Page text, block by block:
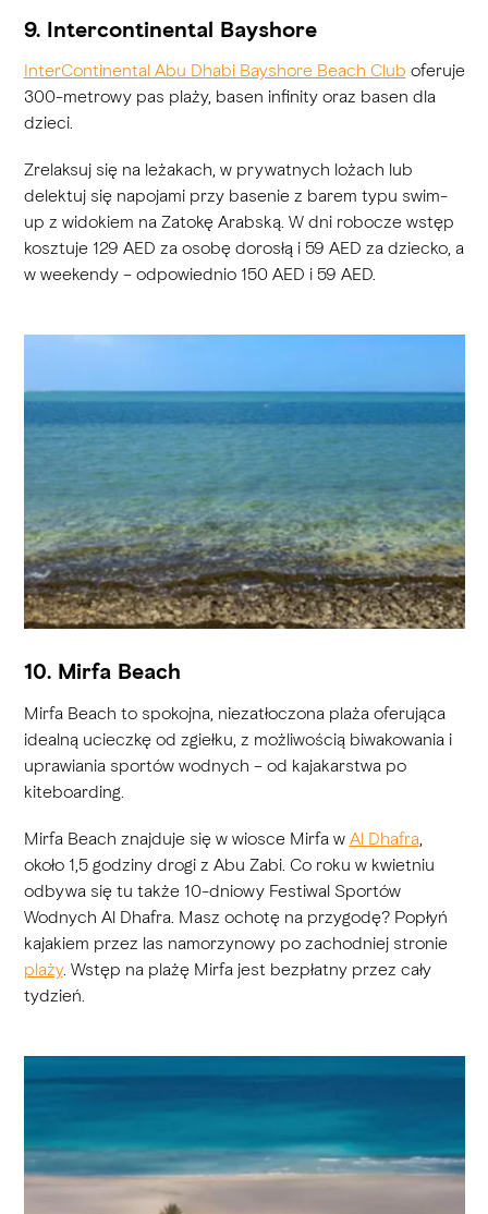
9. Intercontinental Bayshore
InterContinental Abu Dhabi Bayshore Beach Club oferuje
300-metrowy pas plaży, basen infinity oraz basen dla
dzieci.
Zrelaksuj się na leżakach, w prywatnych lożach lub
delektuj się napojami przy basenie z barem typu swim-
up z widokiem na Zatokę Arabską. W dni robocze wstęp
kosztuje 129 AED za osobę dorosłą i 59 AED za dziecko, a
w weekendy – odpowiednio 150 AED i 59 AED.
10. Mirfa Beach
Mirfa Beach to spokojna, niezatłoczona plaża oferująca
idealną ucieczkę od zgiełku, z możliwością biwakowania i
uprawiania sportów wodnych – od kajakarstwa po
kiteboarding.
Mirfa Beach znajduje się w wiosce Mirfa w Al Dhafra
około 1,5 godziny drogi z Abu Zabi. Co roku w kwietniu
odbywa się tu także 10-dniowy Festiwal Sportów
Wodnych Al Dhafra. Masz ochotę na przygodę? Popłyń
kajakiem przez las namorzynowy po zachodniej stronie
plaży. Wstęp na plażę Mirfa jest bezpłatny przez cały
tydzień.